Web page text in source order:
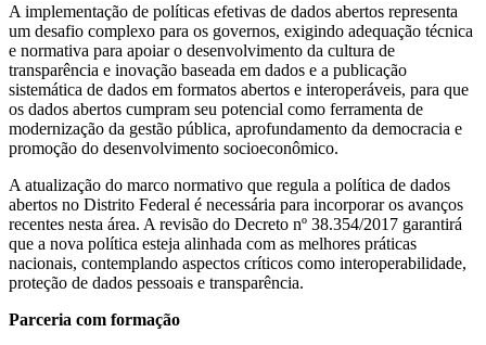
A implementação de políticas efetivas de dados abertos representa
um desafio complexo para os governos, exigindo adequação técnica
e normativa para apoiar o desenvolvimento da cultura de
transparência e inovação baseada em dados e a publicação
sistemática de dados em formatos abertos e interoperáveis, para que
os dados abertos cumpram seu potencial como ferramenta de
modernização da gestão pública, aprofundamento da democracia e
promoção do desenvolvimento socioeconômico.
A atualização do marco normativo que regula a política de dados
abertos no Distrito Federal é necessária para incorporar os avanços
recentes nesta área. A revisão do Decreto nº 38.354/2017 garantirá
que a nova política esteja alinhada com as melhores práticas
nacionais, contemplando aspectos críticos como interoperabilidade,
proteção de dados pessoais e transparência.
Parceria com formação